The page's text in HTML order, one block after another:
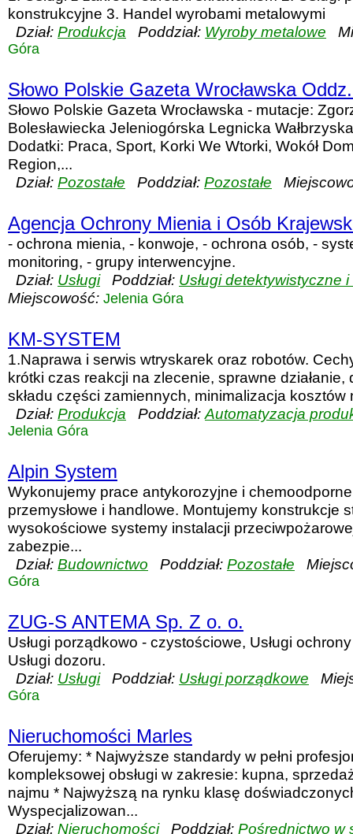
konstrukcyjne 3. Handel wyrobami metalowymi
Dział: Produkcja Poddział: Wyroby metalowe
Góra
Słowo Polskie Gazeta Wrocławska
Słowo Polskie Gazeta Wrocławska - mutacje:
Bolesławiecka Jeleniogórska Legnicka
Dodatki: Praca, Sport, Korki We Wtorki, Wokół
Region,...
Dział: Pozostałe Poddział: Pozostałe
Agencja Ochrony Mienia i Osób
- ochrona mienia, - konwoje, - ochrona osób, -
monitoring, - grupy interwencyjne.
Dział: UsługiPoddział: Usługi detektywistyczne
Miejscowość: Jelenia Góra
KM-SYSTEM
1.Naprawa i serwis wtryskarek oraz robotów.
krótki czas reakcji na zlecenie, sprawne
składu części zamiennych, minimalizacja kosztów
Dział: Produkcja Poddział: Automatyzacja
Jelenia Góra
Alpin System
Wykonujemy prace antykorozyjne i
przemysłowe i handlowe. Montujemy konstrukcje
wysokościowe systemy instalacji
zabezpie...
Dział: Budownictwo Poddział: Pozostałe
Góra
ZUG-S ANTEMA Sp. Z o. o.
Usługi porządkowo - czystościowe, Usługi
Usługi dozoru.
Dział: UsługiPoddział: Usługi porządkowe
Góra
Nieruchomości Marles
Oferujemy: * Najwyższe standardy w pełni
kompleksowej obsługi w zakresie: kupna,
najmu * Najwyższą na rynku klasę
Wyspecjalizowan...
Dział: NieruchomościPoddział: Pośrednictwo w